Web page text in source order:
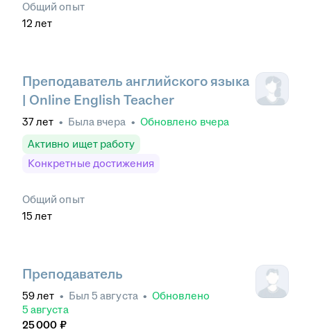
Общий опыт
12 лет
Преподаватель английского языка
| Online English Teacher
37лет • Была вчера • Обновлено вчера
Активно ищет работу
Конкретные достижения
Общий опыт
15 лет
Преподаватель
59лет • Был 5 августа • Обновлено
5 августа
25 000 ₽